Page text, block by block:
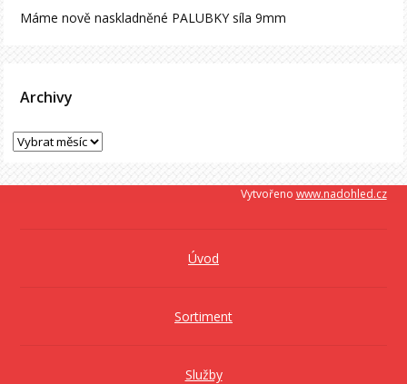
Máme nově naskladněné PALUBKY síla 9mm
Archivy
Vytvořeno www.nadohled.cz
Úvod
Sortiment
Služby